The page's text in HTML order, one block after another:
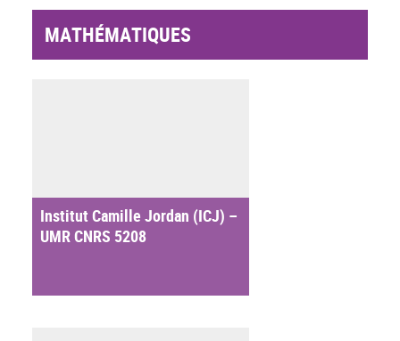
MATHÉMATIQUES
Institut Camille Jordan (ICJ) –
UMR CNRS 5208